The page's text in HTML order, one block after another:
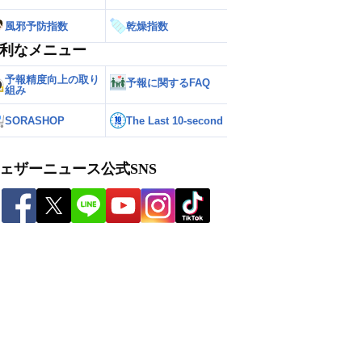
風邪予防指数 乾燥指数
なメニュー
予報精度向上の取り
組み
予報に関するFAQ
SORASHOP The Last 10-second
ザーニュース公式SNS